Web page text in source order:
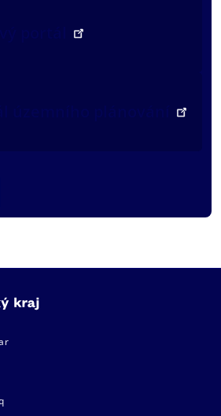
portál
územního plánování